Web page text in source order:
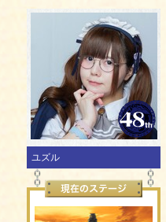
ユズル